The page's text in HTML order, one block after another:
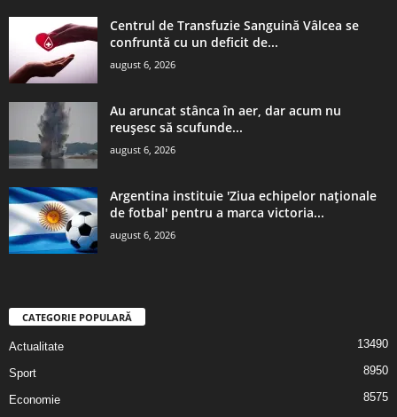
Centrul de Transfuzie Sanguină Vâlcea se
confruntă cu un deficit de...
august 6, 2026
Au aruncat stânca în aer, dar acum nu
reușesc să scufunde...
august 6, 2026
Argentina instituie 'Ziua echipelor naţionale
de fotbal' pentru a marca victoria...
august 6, 2026
CATEGORIE POPULARĂ
Actualitate 13490
Sport 8950
Economie 8575